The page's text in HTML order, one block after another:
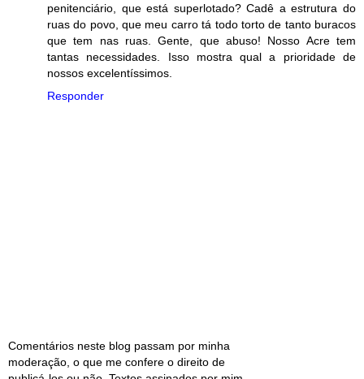
penitenciário, que está superlotado? Cadê a estrutura do
ruas do povo, que meu carro tá todo torto de tanto buracos
que tem nas ruas. Gente, que abuso! Nosso Acre tem
tantas necessidades. Isso mostra qual a prioridade de
nossos excelentíssimos.
Responder
Comentários neste blog passam por minha
moderação, o que me confere o direito de